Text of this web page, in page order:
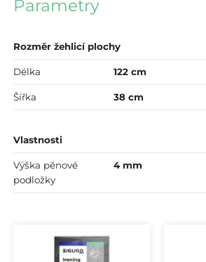
Parametry
Rozměr žehlicí plochy
Délka 122 cm
Šířka 38 cm
Vlastnosti
Výška pěnové
podložky
4 mm